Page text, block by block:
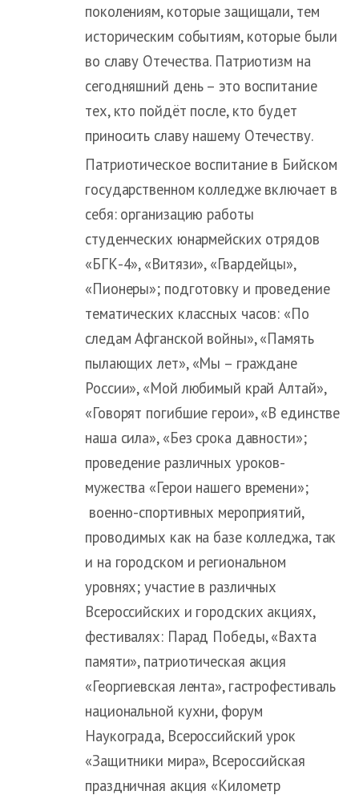
поколениям, которые защищали, тем
историческим событиям, которые были
во славу Отечества. Патриотизм на
сегодняшний день – это воспитание
тех, кто пойдёт после, кто будет
приносить славу нашему Отечеству.
Патриотическое воспитание в Бийском
государственном колледже включает в
себя: организацию работы
студенческих юнармейских отрядов
«БГК-4», «Витязи», «Гвардейцы»,
«Пионеры»; подготовку и проведение
тематических классных часов: «По
следам Афганской войны», «Память
пылающих лет», «Мы – граждане
России», «Мой любимый край Алтай»,
«Говорят погибшие герои», «В единстве
наша сила», «Без срока давности»;
проведение различных уроков-
мужества «Герои нашего времени»;
военно-спортивных мероприятий,
проводимых как на базе колледжа, так
и на городском и региональном
уровнях; участие в различных
Всероссийских и городских акциях,
фестивалях: Парад Победы, «Вахта
памяти», патриотическая акция
«Георгиевская лента», гастрофестиваль
национальной кухни, форум
Наукограда, Всероссийский урок
«Защитники мира», Всероссийская
праздничная акция «Километр